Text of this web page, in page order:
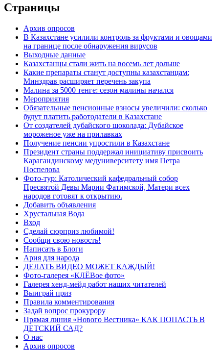
Страницы
Архив опросов
В Казахстане усилили контроль за фруктами и овощами
на границе после обнаружения вирусов
Выходные данные
Казахстанцы стали жить на восемь лет дольше
Какие препараты станут доступны казахстанцам:
Минздрав расширяет перечень закупа
Малина за 5000 тенге: сезон малины начался
Мероприятия
Обязательные пенсионные взносы увеличили: сколько
будут платить работодатели в Казахстане
От создателей дубайского шоколада: Дубайское
мороженое уже на прилавках
Получение пенсии упростили в Казахстане
Президент страны поддержал инициативу присвоить
Карагандинскому медуниверситету имя Петра
Поспелова
Фото-тур: Католический кафедральный собор
Пресвятой Девы Марии Фатимской, Матери всех
народов готовят к открытию.
Добавить объявления
Хрустальная Вода
Вход
Сделай сюрприз любимой!
Сообщи свою новость!
Написать в Блоги
Ария для народа
ДЕЛАТЬ ВИДЕО МОЖЕТ КАЖДЫЙ!
Фото-галерея «КЛЁВое фото»
Галерея хенд-мейд работ наших читателей
Выиграй приз
Правила комментирования
Задай вопрос прокурору
Прямая линия «Нового Вестника» КАК ПОПАСТЬ В
ДЕТСКИЙ САД?
О нас
Архив опросов